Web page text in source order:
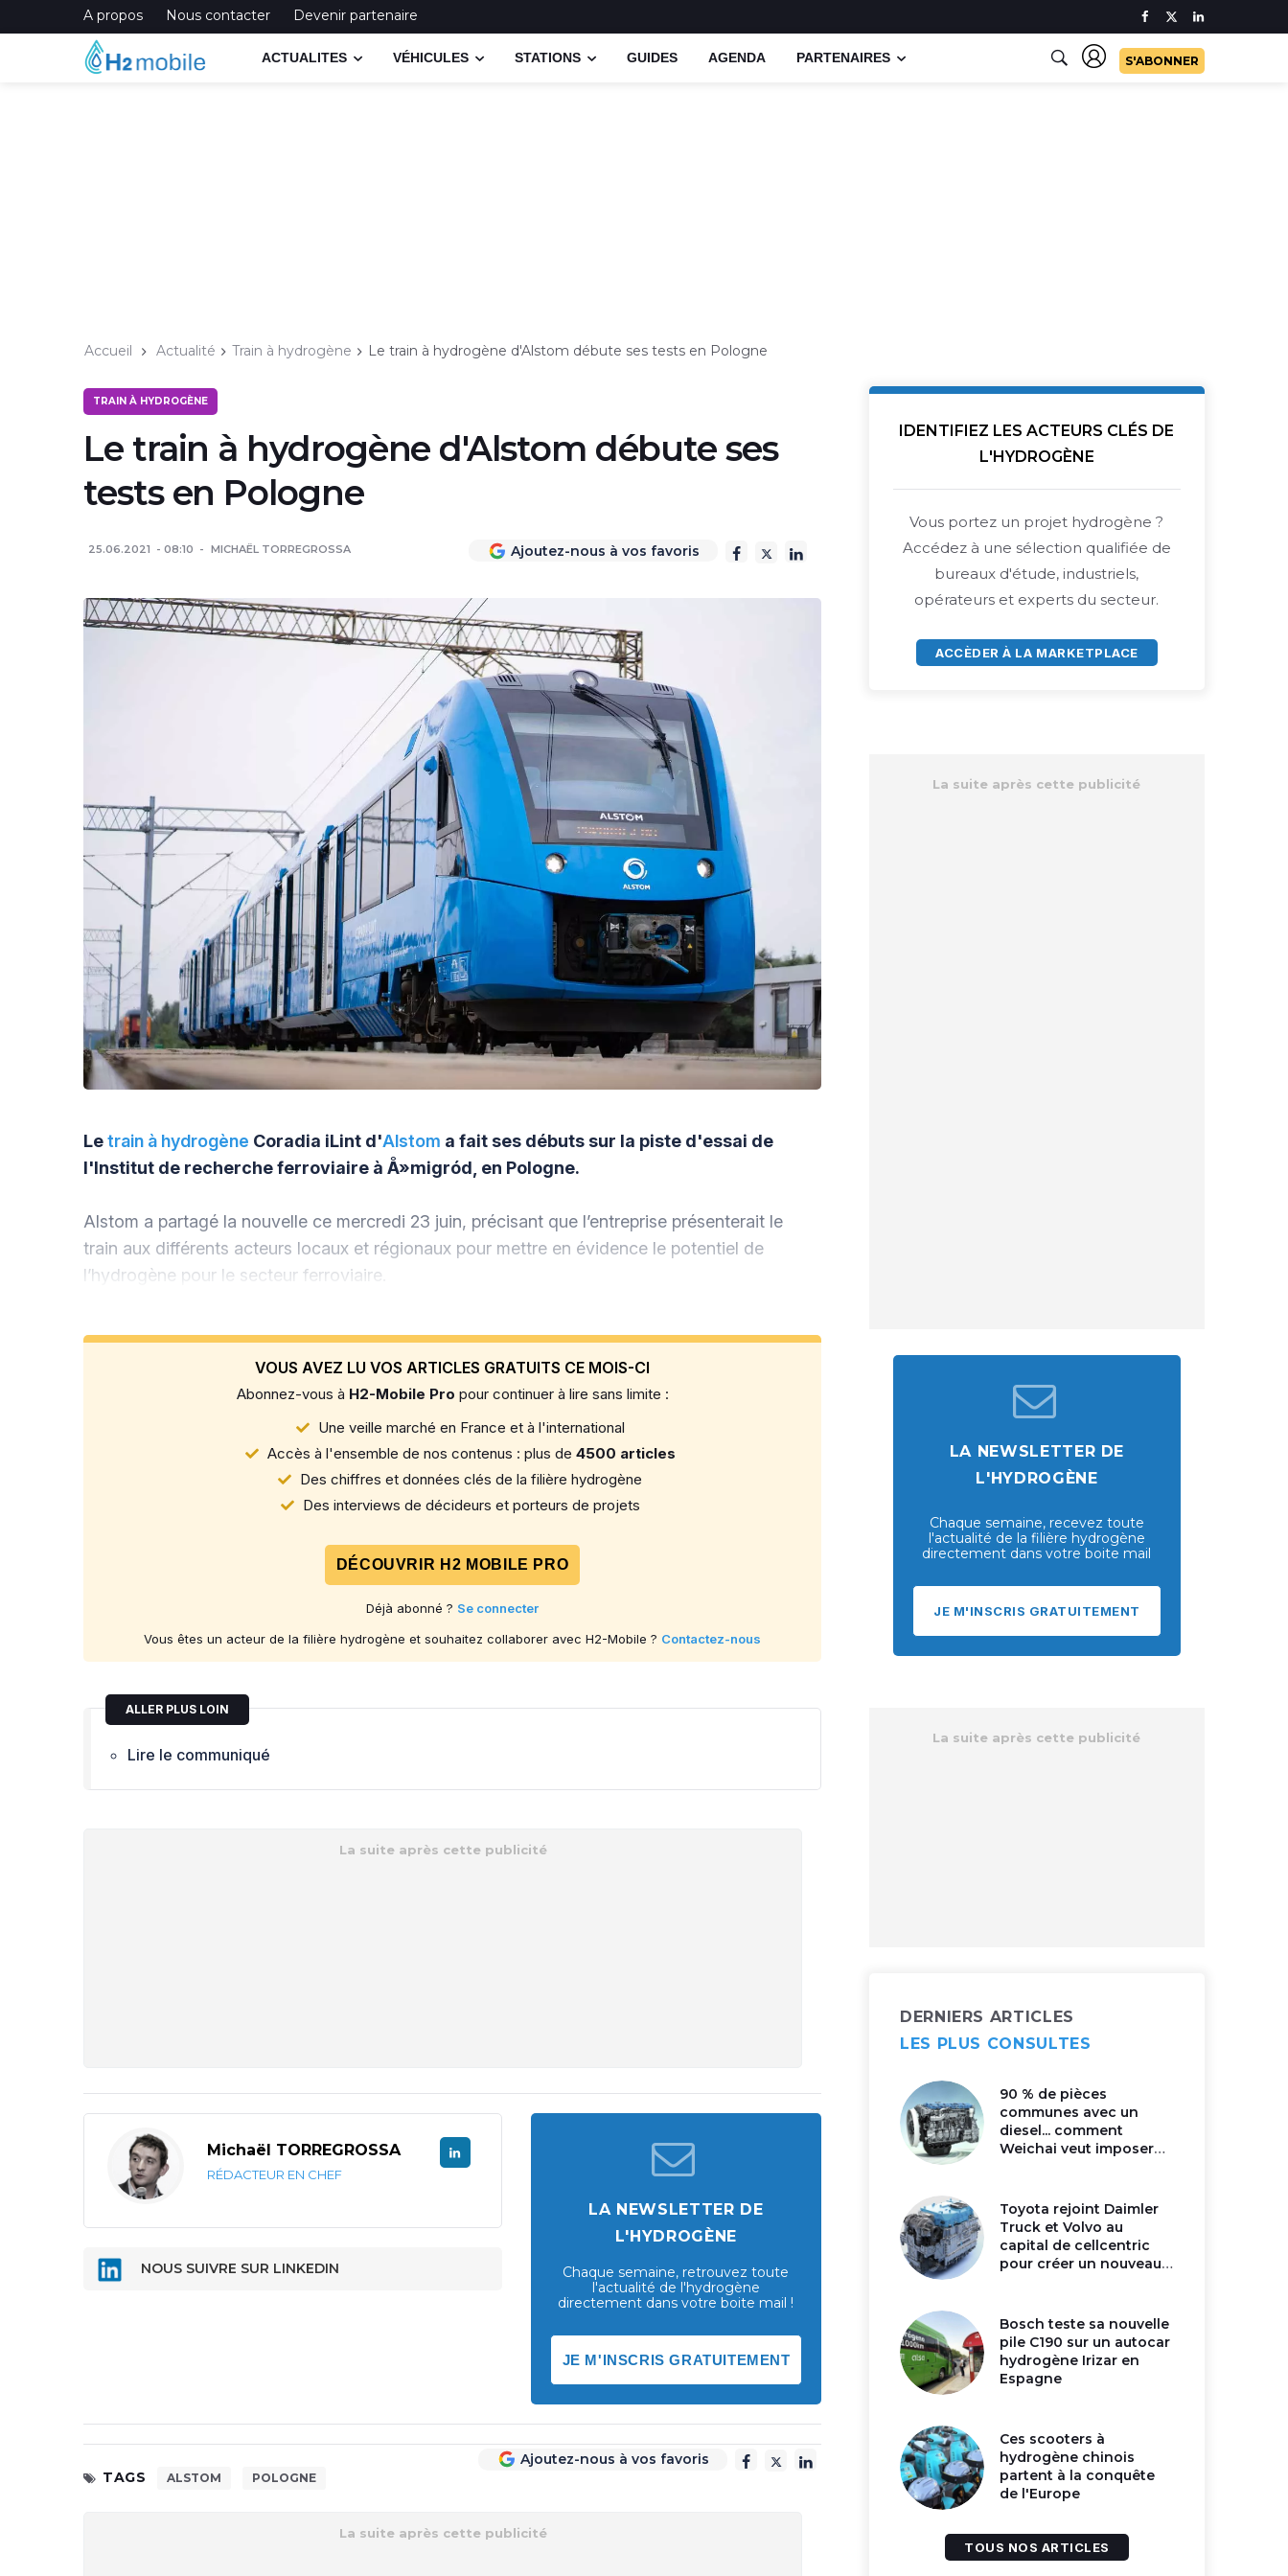
A propos Nous contacter Devenir partenaire
ACTUALITES VÉHICULES STATIONS GUIDES AGENDA PARTENAIRES S'ABONNER
Accueil Actualité Train à hydrogène Le train à hydrogène d'Alstom débute ses tests en Pologne
TRAIN À HYDROGÈNE
Le train à hydrogène d'Alstom débute ses
tests en Pologne
25.06.2021 08:10 MICHAËL TORREGROSSA Ajoutez-nous à vos favoris
Letrain à hydrogène Coradia iLint d'Alstom a fait ses débuts sur la piste d'essai de
l'Institut de recherche ferroviaire à Å»migród, en Pologne.
Alstom a partagé la nouvelle ce mercredi 23 juin, précisant que l’entreprise présenterait le
train aux différents acteurs locaux et régionaux pour mettre en évidence le potentiel de
l’hydrogène pour le secteur ferroviaire.
VOUS AVEZ LU VOS ARTICLES GRATUITS CE MOIS-CI
Abonnez-vous à H2-Mobile Pro pour continuer à lire sans limite :
Une veille marché en France et à l'international
Accès à l'ensemble de nos contenus : plus de 4500 articles
Des chiffres et données clés de la filière hydrogène
Des interviews de décideurs et porteurs de projets
DÉCOUVRIR H2 MOBILE PRO
Déjà abonné ? Se connecter
Vous êtes un acteur de la filière hydrogène et souhaitez collaborer avec H2-Mobile ? Contactez-nous
ALLER PLUS LOIN
Lire le communiqué
Michaël TORREGROSSA
RÉDACTEUR EN CHEF
NOUS SUIVRE SUR LINKEDIN
LA NEWSLETTER DE
L'HYDROGÈNE
Chaque semaine, retrouvez toute
l'actualité de l'hydrogène
directement dans votre boite mail !
JE M'INSCRIS GRATUITEMENT
Ajoutez-nous à vos favoris
TAGS
ALSTOM POLOGNE
IDENTIFIEZ LES ACTEURS CLÉS DE
L'HYDROGÈNE
Vous portez un projet hydrogène ?
Accédez à une sélection qualifiée de
bureaux d'étude, industriels,
opérateurs et experts du secteur.
ACCÈDER À LA MARKETPLACE
LA NEWSLETTER DE
L'HYDROGÈNE
Chaque semaine, recevez toute
l'actualité de la filière hydrogène
directement dans votre boite mail
JE M'INSCRIS GRATUITEMENT
DERNIERS ARTICLES
LES PLUS CONSULTES
90 % de pièces
communes avec un
diesel... comment
Weichai veut imposer
Toyota rejoint Daimler
Truck et Volvo au
capital de cellcentric
pour créer un nouveau
Bosch teste sa nouvelle
pile C190 sur un autocar
hydrogène Irizar en
Espagne
Ces scooters à
hydrogène chinois
partent à la conquête
de l'Europe
TOUS NOS ARTICLES